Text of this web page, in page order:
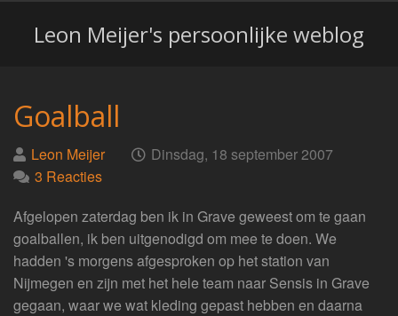
Leon Meijer's persoonlijke weblog
Goalball
Geplaatst
door
Leon Meijer op Dinsdag, 18 september 2007
3 Reacties
Afgelopen zaterdag ben ik in Grave geweest om te gaan
goalballen, ik ben uitgenodigd om mee te doen. We
hadden 's morgens afgesproken op het station van
Nijmegen en zijn met het hele team naar Sensis in Grave
gegaan, waar we wat kleding gepast hebben en daarna